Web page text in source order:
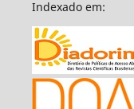
Indexado em: